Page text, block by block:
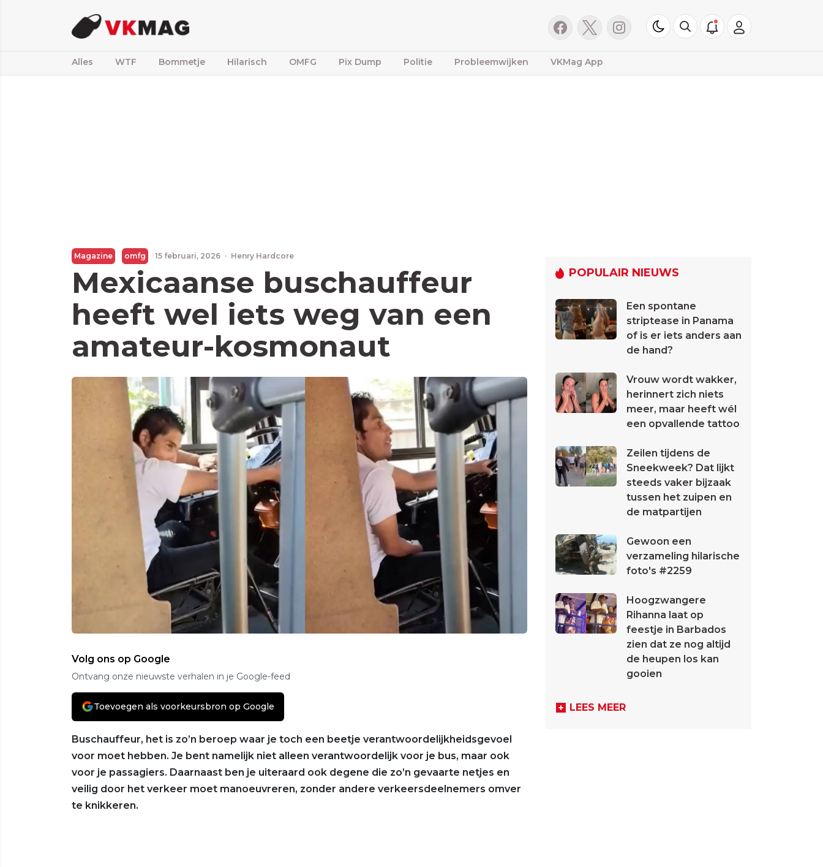
Alles WTF Bommetje Hilarisch OMFG Pix Dump Politie Probleemwijken VKMag App
Magazine omfg 15 februari, 2026 · Henry Hardcore
Mexicaanse buschauffeur
heeft wel iets weg van een
amateur-kosmonaut
Volg ons op Google
Ontvang onze nieuwste verhalen in je Google-feed
Toevoegen als voorkeursbron op Google
Buschauffeur, het is zo’n beroep waar je toch een beetje verantwoordelijkheidsgevoel
voor moet hebben. Je bent namelijk niet alleen verantwoordelijk voor je bus, maar ook
voor je passagiers. Daarnaast ben je uiteraard ook degene die zo’n gevaarte netjes en
veilig door het verkeer moet manoeuvreren, zonder andere verkeersdeelnemers omver
te knikkeren.
POPULAIR NIEUWS
Een spontane
striptease in Panama
of is er iets anders aan
de hand?
Vrouw wordt wakker,
herinnert zich niets
meer, maar heeft wél
een opvallende tattoo
Zeilen tijdens de
Sneekweek? Dat lijkt
steeds vaker bijzaak
tussen het zuipen en
de matpartijen
Gewoon een
verzameling hilarische
foto's #2259
Hoogzwangere
Rihanna laat op
feestje in Barbados
zien dat ze nog altijd
de heupen los kan
gooien
LEES MEER